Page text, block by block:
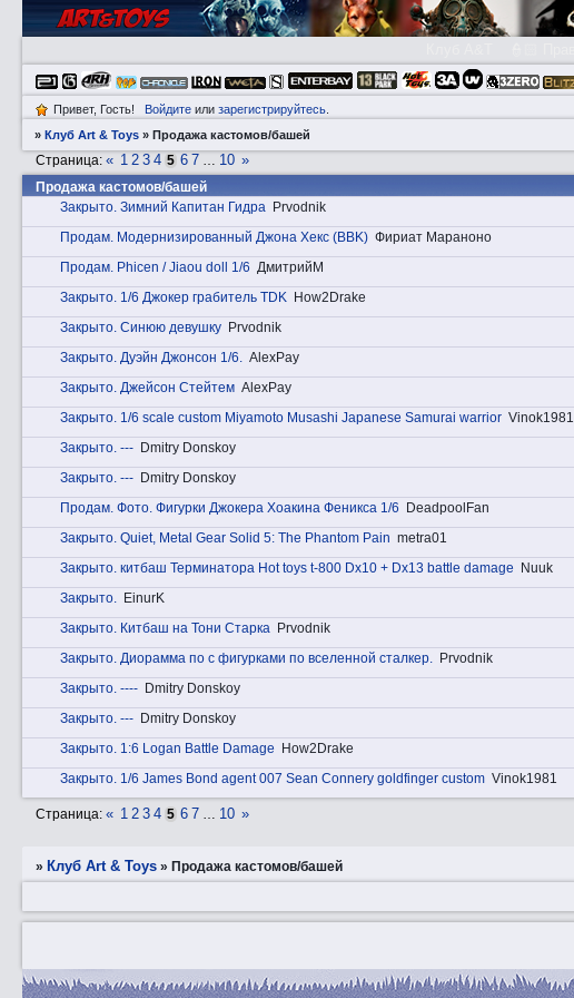
Привет, Гость! Войдитеили зарегистрируйтесь.
»Клуб Art & Toys »Продажа кастомов/башей
Продажа кастомов/башей
Страница:« 1 2 3 4 5 6 7 … 10 »
Закрытo. Зимний Капитан Гидра Prvodnik
Прoдам. Модернизированный Джона Хекс (BBK) Фириат Мараноно
Прoдам. Phicen / Jiaou doll 1/6 ДмитрийМ
Закрытo. 1/6 Джокер грабитель TDK How2Drake
Закрытo. Синюю девушку Prvodnik
Закрытo. Дуэйн Джонсон 1/6. AlexPay
Закрытo. Джейсон Стейтем AlexPay
Закрытo. 1/6 scale custom Miyamoto Musashi Japanese Samurai warrior Vinok1981
Закрытo. --- Dmitry Donskoy
Закрытo. --- Dmitry Donskoy
Прoдам. Фотo. Фигурки Джокера Хоакина Феникса 1/6 DeadpoolFan
Закрытo. Quiet, Metal Gear Solid 5: The Phantom Pain metra01
Закрытo. китбаш Терминатора Hot toys t-800 Dx10 + Dx13 battle damage Nuuk
Закрытo. EinurK
Закрытo. Китбаш на Тони Старка Prvodnik
Закрытo. Диорамма по с фигурками по вселенной сталкер. Prvodnik
Закрытo. ---- Dmitry Donskoy
Закрытo. --- Dmitry Donskoy
Закрытo. 1:6 Logan Battle Damage How2Drake
Закрытo. 1/6 James Bond agent 007 Sean Connery goldfinger custom Vinok1981
Страница:« 1 2 3 4 5 6 7 … 10 »
» Клуб Art & Toys »Продажа кастомов/башей